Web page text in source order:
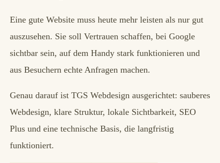
Eine gute Website muss heute mehr leisten als nur gut
auszusehen. Sie soll Vertrauen schaffen, bei Google
sichtbar sein, auf dem Handy stark funktionieren und
aus Besuchern echte Anfragen machen.
Genau darauf ist TGS Webdesign ausgerichtet: sauberes
Webdesign, klare Struktur, lokale Sichtbarkeit, SEO
Plus und eine technische Basis, die langfristig
funktioniert.